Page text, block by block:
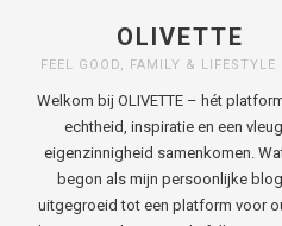
OLIVETTE
FEEL GOOD, FAMILY & LIFESTYLE
Welkom bij OLIVETTE – hét
echtheid, inspiratie en een
eigenzinnigheid samenkomen.
begon als mijn persoonlijke
uitgegroeid tot een platform voor